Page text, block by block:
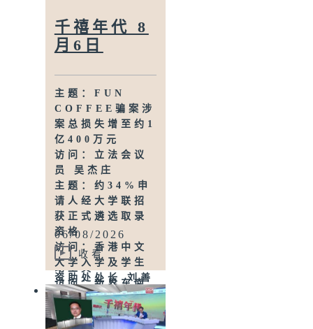
主题：申诉专员
就三项图书馆服
务展开主动调查
会会长 李家驹
主题：教资会统
计 八大学士毕业
生平均年薪达
33.6万元升2%
访问：香港人力
资源管理学会副
会长 陆国坤
主题：警方全港
多区执法 打击非
法驾驶电动可移
动工具
访问：新界东南
立法会议员 方国
珊
千禧年代 8
月6日
主题：FUN
COFFEE骗案涉
案总损失增至约1
亿400万元
访问：立法会议
员 吴杰庄
主题：约34%申
请人经大学联招
获正式遴选取录
资格
访问：香港中文
大学入学及学生
资助处处长 刘善
雅
主题：私隐专员
公署过去三个月
06/08/2026
收看